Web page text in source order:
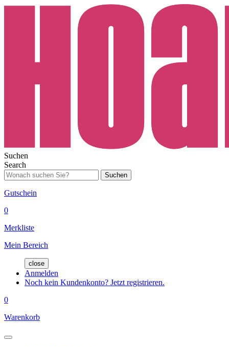
Suchen
Search
Suchen
Gutschein
0
Merkliste
Mein Bereich
close
Anmelden
Noch kein Kundenkonto? Jetzt registrieren.
0
Warenkorb